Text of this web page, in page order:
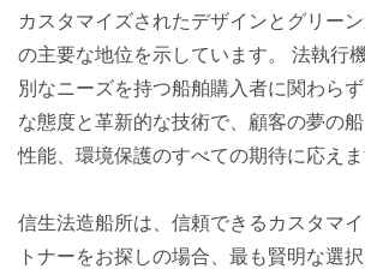
カスタマイズされたデザインとグリー
の主要な地位を示しています。 法執行
別なニーズを持つ船舶購入者に関わら
な態度と革新的な技術で、顧客の夢の船
性能、環境保護のすべての期待に応えま
信生法造船所は、信頼できるカスタマ
トナーをお探しの場合、最も賢明な選